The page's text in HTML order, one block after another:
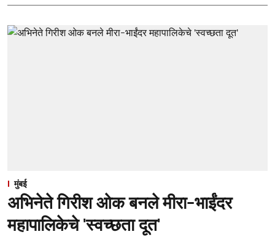
मुंबई
अभिनेते गिरीश ओक बनले मीरा-भाईंदर
महापालिकेचे 'स्वच्छता दूत'